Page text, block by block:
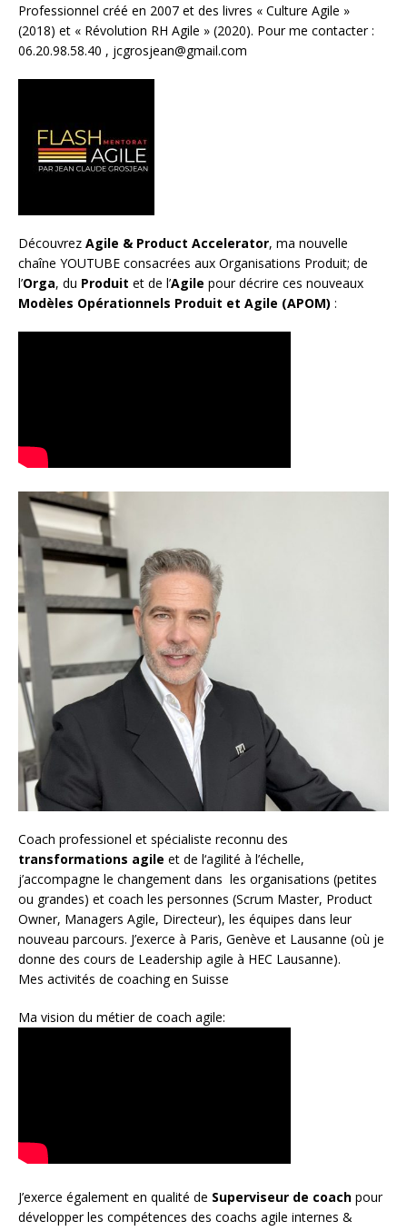
Professionnel créé en 2007 et des livres « Culture Agile »
(2018) et « Révolution RH Agile » (2020). Pour me contacter :
06.20.98.58.40 , jcgrosjean@gmail.com
Découvrez Agile & Product Accelerator, ma nouvelle
chaîne YOUTUBE consacrées aux Organisations Produit; de
l’Orga, du Produit et de l’Agile pour décrire ces nouveaux
Modèles Opérationnels Produit et Agile (APOM) :
Coach professionel et spécialiste reconnu des
transformations agile et de l‘agilité à l’échelle,
j’accompagne le changement dans les organisations (petites
ou grandes) et coach les personnes (Scrum Master, Product
Owner, Managers Agile, Directeur), les équipes dans leur
nouveau parcours. J’exerce à Paris, Genève et Lausanne (où je
donne des cours de Leadership agile à HEC Lausanne).
Mes activités de coaching en Suisse
Ma vision du métier de coach agile:
J’exerce également en qualité de Superviseur de coach pour
développer les compétences des coachs agile internes &